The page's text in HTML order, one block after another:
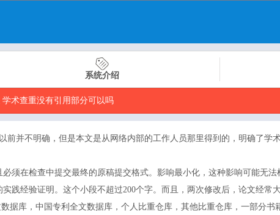
系统介绍
学术查重没有引用部分可以吗
并不明确，但是本文是从网络内部的工作人员那里得到的，明确了学
在检查中提交最终的原稿提交格式。影响最小化，这种影响可能无法
践经验证明。这个小段不超过200个字。而且，两次修改后，论文经常
库，中国专利全文数据库，个人比重仓库，其他比重仓库，一部分书